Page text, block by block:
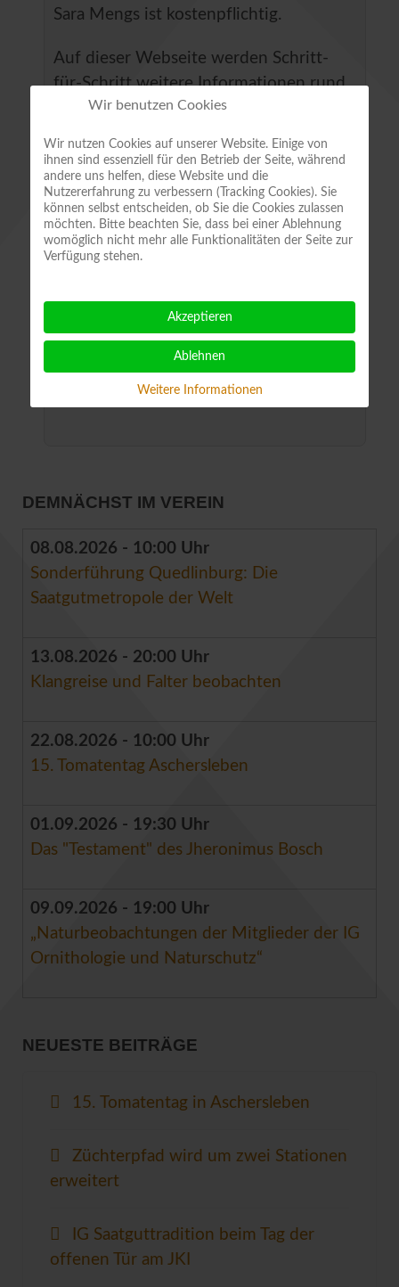
Sara Mengs ist kostenpflichtig.
Auf dieser Webseite werden Schritt-
für-Schritt weitere Informationen rund
um den Tag der offenen Tür am Julius
Quedlinburg eingestellt.
https://www.julius-
kuehn.de/faszination-pflanze-jki
Ausstellung zur Saatgutgeschichte auf
dieser Veranstaltung präsentieren.
Julius Kühn-Institut, Quedlinburg
DEMNÄCHST IM VEREIN
08.08.2026 - 10:00 Uhr
Sonderführung Quedlinburg: Die
Saatgutmetropole der Welt
13.08.2026 - 20:00 Uhr
Klangreise und Falter beobachten
22.08.2026 - 10:00 Uhr
15. Tomatentag Aschersleben
01.09.2026 - 19:30 Uhr
Das "Testament" des Jheronimus Bosch
09.09.2026 - 19:00 Uhr
„Naturbeobachtungen der Mitglieder der IG
Ornithologie und Naturschutz“
NEUESTE BEITRÄGE
15. Tomatentag in Aschersleben
Züchterpfad wird um zwei Stationen
erweitert
IG Saatguttradition beim Tag der
offenen Tür am JKI
Wir benutzen Cookies
Wir nutzen Cookies auf unserer Website. Einige von
ihnen sind essenziell für den Betrieb der Seite, während
andere uns helfen, diese Website und die
Nutzererfahrung zu verbessern (Tracking Cookies). Sie
können selbst entscheiden, ob Sie die Cookies zulassen
möchten. Bitte beachten Sie, dass bei einer Ablehnung
womöglich nicht mehr alle Funktionalitäten der Seite zur
Verfügung stehen.
Akzeptieren
Ablehnen
Weitere Informationen